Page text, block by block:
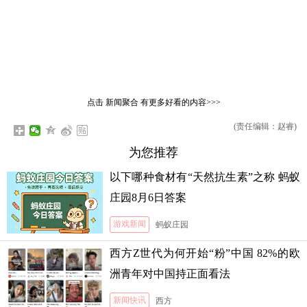
点击 新闻聚合有更多好看的内容>>>
(责任编辑：赵睿)
为您推荐
以下哪种食材有“天然抗生素”之称 蚂蚁
庄园8月6日答案
游戏新闻 蚂蚁庄园
西方Z世代为何开始“粉”中国 82%的欧
洲青年对中国持正面看法
新闻快讯 西方